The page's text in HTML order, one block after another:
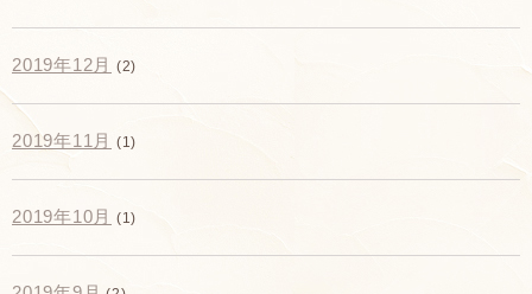
2019年12月 (2)
2019年11月 (1)
2019年10月 (1)